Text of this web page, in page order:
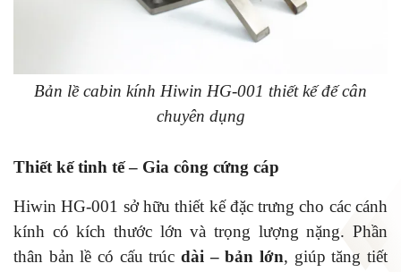
Bản lề cabin kính Hiwin HG-001 thiết kế đế cân
chuyên dụng
Thiết kế tinh tế – Gia công cứng cáp
Hiwin HG-001 sở hữu thiết kế đặc trưng cho các cánh
kính có kích thước lớn và trọng lượng nặng. Phần
thân bản lề có cấu trúc dài – bản lớn, giúp tăng tiết